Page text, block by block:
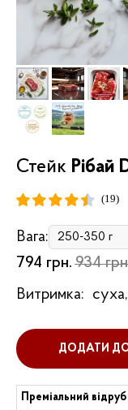
Стейк Рібай
(19)
Вага:
794 грн. 934
Витримка:
ДОДАТИ
Преміальний відруб